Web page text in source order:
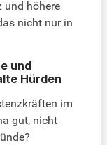
und höhere
nicht nur in
und
Hürden
im
gut, nicht